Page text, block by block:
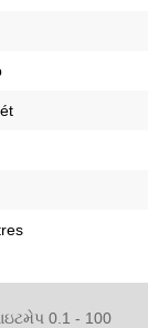
0.1 - 100